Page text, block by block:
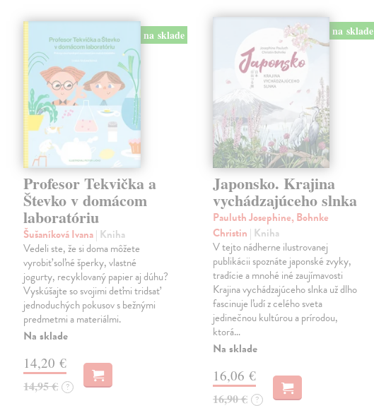
na sklade
Profesor Tekvička a
Števko v domácom
laboratóriu
Šušaníková Ivana| Kniha
Vedeli ste, že si doma môžete
vyrobiť soľné šperky, vlastné
jogurty, recyklovaný papier aj dúhu?
Vyskúšajte so svojimi deťmi tridsať
jednoduchých pokusov s bežnými
predmetmi a materiálmi.
Na sklade
14,20 €
14,95 € ?
na sklade
Japonsko. Krajina
vychádzajúceho slnka
Pauluth Josephine, Bohnke
Christin | Kniha
V tejto nádherne ilustrovanej
publikácii spoznáte japonské zvyky,
tradície a mnohé iné zaujímavosti
Krajina vychádzajúceho slnka už dlho
fascinuje ľudí z celého sveta
jedinečnou kultúrou a prírodou,
ktorá…
Na sklade
16,06 €
16,90 € ?